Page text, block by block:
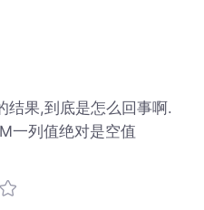
结果,到底是怎么回事啊.
一列值绝对是空值